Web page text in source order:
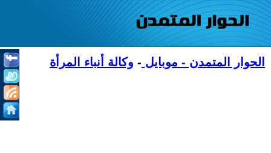
الحوار المتمدن - موبايل - وكالة أنباء المرأة